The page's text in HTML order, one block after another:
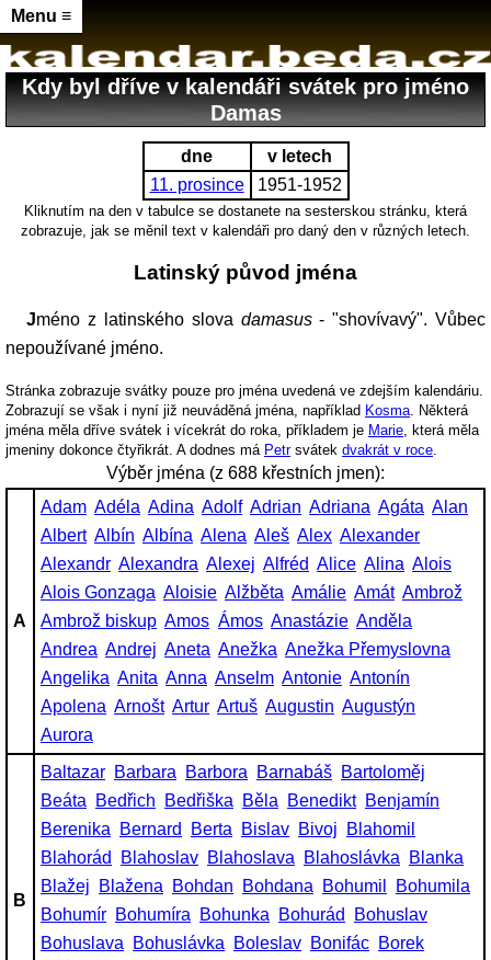
Menu ≡
Kdy byl dříve v kalendáři svátek pro jméno
Damas
dne
v letech
11. prosince
1951-1952
Kliknutím na den v tabulce se dostanete na sesterskou stránku, která
zobrazuje, jak se měnil text v kalendáři pro daný den v různých letech.
Latinský původ jména
Jméno z latinského slova damasus- "shovívavý". Vůbec
nepoužívané jméno.
Stránka zobrazuje svátky pouze pro jména uvedená ve zdejším kalendáriu.
Zobrazují se však i nyní již neuváděná jména, například Kosma . Některá
jména měla dříve svátek i vícekrát do roka, příkladem je Marie , která měla
jmeniny dokonce čtyřikrát. A dodnes má Petrsvátek dvakrát v roce
Výběr jména (z 688 křestních jmen):
A
Adam Adéla Adina Adolf Adrian Adriana Agáta Alan
Albert Albín Albína Alena Aleš Alex Alexander
Alexandr Alexandra Alexej Alfréd Alice Alina Alois
Alois Gonzaga Aloisie Alžběta Amálie Amát Ambrož
Ambrož biskup Amos Ámos Anastázie Anděla
Andrea Andrej Aneta Anežka Anežka Přemyslovna
Angelika Anita Anna Anselm Antonie Antonín
Apolena Arnošt Artur Artuš Augustin Augustýn
Aurora
B
Baltazar Barbara Barbora Barnabáš Bartoloměj
Beáta
Bedřich Bedřiška Běla Benedikt Benjamín
Berenika
Bernard Berta Bislav Bivoj
Blahomil
Blahorád
Blahoslav Blahoslava Blahoslávka
Blanka
Blažej
Blažena Bohdan Bohdana Bohumil
Bohumila
Bohumír Bohumíra Bohunka Bohurád
Bohuslav
Bohuslava
Bohuslávka Boleslav Bonifác Borek